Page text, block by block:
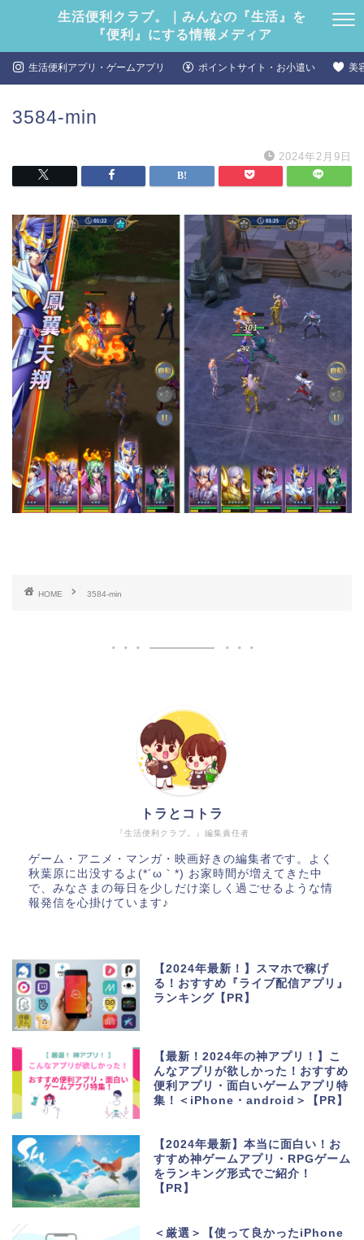
生活便利クラブ。｜みんなの『生活』を
『便利』にする情報メディア
生活便利アプリ・ゲームアプリ ポイントサイト・お小遣い 美
3584-min
2024年2月9日
HOME 3584-min
『生活便利クラブ。』編集責任者
トラとコトラ
ゲーム・アニメ・マンガ・映画好きの編集者です。よく
秋葉原に出没するよ(*´ω｀*) お家時間が増えてきた中
で、みなさまの毎日を少しだけ楽しく過ごせるような情
報発信を心掛けています♪
【2024年最新！】スマホで稼げ
る！おすすめ『ライブ配信アプリ』
ランキング【PR】
【最新！2024年の神アプリ！】こ
んなアプリが欲しかった！おすすめ
便利アプリ・面白いゲームアプリ特
集！＜iPhone・android＞【PR】
【2024年最新】本当に面白い！お
すすめ神ゲームアプリ・RPGゲーム
をランキング形式でご紹介！
【PR】
＜厳選＞【使って良かったiPhone